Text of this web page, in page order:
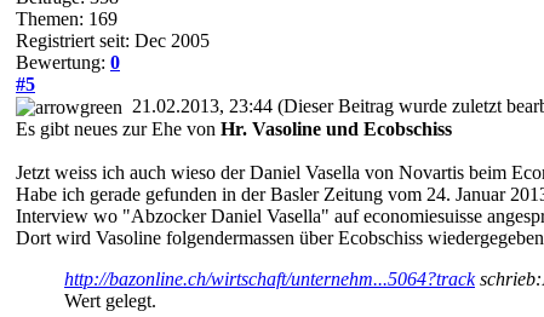
Themen: 169
Registriert seit: Dec 2005
Bewertung: 0
#5
21.02.2013, 23:44 (Dieser Beitrag wurde zuletzt
Es gibt neues zur Ehe von Hr. Vasoline und Ecobschiss
Jetzt weiss ich auch wieso der Daniel Vasella von Novartis beim
Habe ich gerade gefunden in der Basler Zeitung vom 24. Januar
Interview wo "Abzocker Daniel Vasella" auf economiesuisse
Dort wird Vasoline folgendermassen über Ecobschiss
http://bazonline.ch/wirtschaft/unternehm...5064?trackschrieb:
Wert gelegt.